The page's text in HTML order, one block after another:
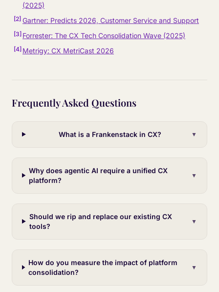
(2025)
[2] Gartner: Predicts 2026, Customer Service and Support
[3] Forrester: The CX Tech Consolidation Wave (2025)
[4] Metrigy: CX MetriCast 2026
Frequently Asked Questions
What is a Frankenstack in CX? ▼
Why does agentic AI require a unified CX
platform?
▼
Should we rip and replace our existing CX
tools?
▼
How do you measure the impact of platform
consolidation?
▼